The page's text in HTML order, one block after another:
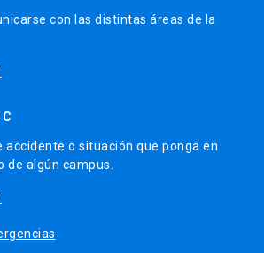
con las distintas áreas de la
accidente o situación que ponga en
de algún campus.